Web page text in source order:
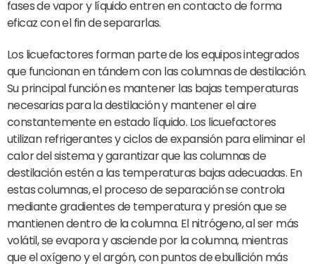
fases de vapor y líquido entren en contacto de forma
eficaz con el fin de separarlas.
Los licuefactores forman parte de los equipos integrados
que funcionan en tándem con las columnas de destilación.
Su principal función es mantener las bajas temperaturas
necesarias para la destilación y mantener el aire
constantemente en estado líquido. Los licuefactores
utilizan refrigerantes y ciclos de expansión para eliminar el
calor del sistema y garantizar que las columnas de
destilación estén a las temperaturas bajas adecuadas. En
estas columnas, el proceso de separación se controla
mediante gradientes de temperatura y presión que se
mantienen dentro de la columna. El nitrógeno, al ser más
volátil, se evapora y asciende por la columna, mientras
que el oxígeno y el argón, con puntos de ebullición más